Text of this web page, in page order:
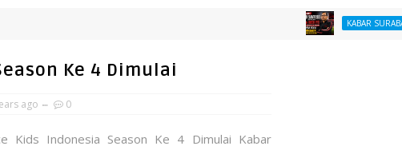
KABAR SURABAYA
Ke 4 Dimulai
ago 0
Kids Indonesia Season Ke 4 Dimulai Kabar